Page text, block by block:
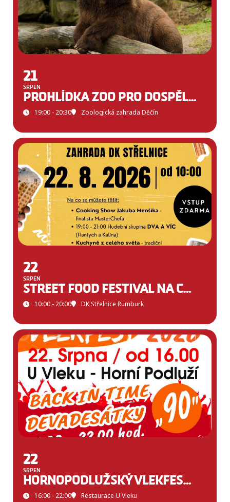
21
SRPEN
PROHLÍDKA ZOO PRO DOSPĚLÉ 18+
19:00 - 20:30 Zoologická zahrada Děčín
22
SRPEN
STREET FOOD FESTIVAL NA CHUŤ
10:00 - 20:00 DK Střelnice Rumburk
22
SRPEN
HORNOPODLUŽSKÝ VLEKFEST 2026
16:00 - 22:00 Restaurace U Vleku